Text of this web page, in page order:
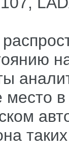
место